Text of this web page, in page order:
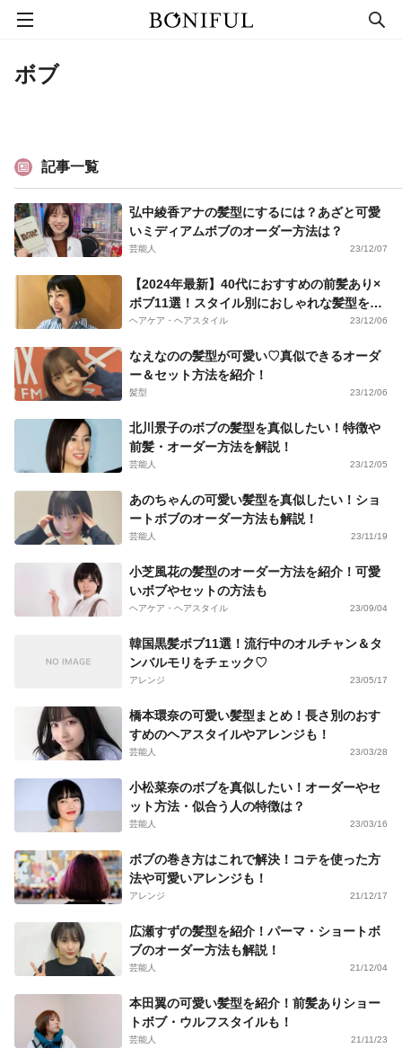
ボブ
記事一覧
弘中綾香アナの髪型にするには？あざと可愛
いミディアムボブのオーダー方法は？
芸能人 23/12/07
【2024年最新】40代におすすめの前髪あり×
ボブ11選！スタイル別におしゃれな髪型を紹
介！
ヘアケア・ヘアスタイル 23/12/06
なえなのの髪型が可愛い♡真似できるオーダ
ー＆セット方法を紹介！
髪型 23/12/06
北川景子のボブの髪型を真似したい！特徴や
前髪・オーダー方法を解説！
芸能人 23/12/05
あのちゃんの可愛い髪型を真似したい！ショ
ートボブのオーダー方法も解説！
芸能人 23/11/19
小芝風花の髪型のオーダー方法を紹介！可愛
いボブやセットの方法も
ヘアケア・ヘアスタイル 23/09/04
韓国黒髪ボブ11選！流行中のオルチャン＆タ
ンバルモリをチェック♡
アレンジ 23/05/17
橋本環奈の可愛い髪型まとめ！長さ別のおす
すめのヘアスタイルやアレンジも！
芸能人 23/03/28
小松菜奈のボブを真似したい！オーダーやセ
ット方法・似合う人の特徴は？
芸能人 23/03/16
ボブの巻き方はこれで解決！コテを使った方
法や可愛いアレンジも！
アレンジ 21/12/17
広瀬すずの髪型を紹介！パーマ・ショートボ
ブのオーダー方法も解説！
芸能人 21/12/04
本田翼の可愛い髪型を紹介！前髪ありショー
トボブ・ウルフスタイルも！
芸能人 21/11/23